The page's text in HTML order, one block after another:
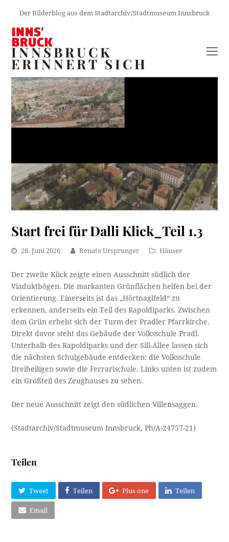
Der Bilderblog aus dem Stadtarchiv/Stadtmuseum Innsbruck
INNSBRUCK
ERINNERT SICH
Start frei für Dalli Klick_Teil 1.3
28. Juni 2026 Renate Ursprunger Häuser
Der zweite Klick zeigte einen Ausschnitt südlich der
Viaduktbögen. Die markanten Grünflächen helfen bei der
Orientierung. Einerseits ist das „Hörtnaglfeld“ zu
erkennen, anderseits ein Teil des Rapoldiparks. Zwischen
dem Grün erhebt sich der Turm der Pradler Pfarrkirche.
Direkt davor steht das Gebäude der Volksschule Pradl.
Unterhalb des Rapoldiparks und der Sill-Allee lassen sich
die nächsten Schulgebäude entdecken: die Volksschule
Dreiheiligen sowie die Ferrarischule. Links unten ist zudem
ein Großteil des Zeughauses zu sehen.
Der neue Ausschnitt zeigt den südlichen Villensaggen.
(Stadtarchiv/Stadtmuseum Innsbruck, Ph/A-24757-21)
Teilen
Tweet Teilen Plus one Teilen
Email